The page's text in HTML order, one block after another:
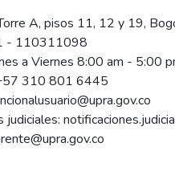
A, pisos 11, 12 y 19,
- 110311098
a Viernes 8:00 am - 5:00
310 801 6445